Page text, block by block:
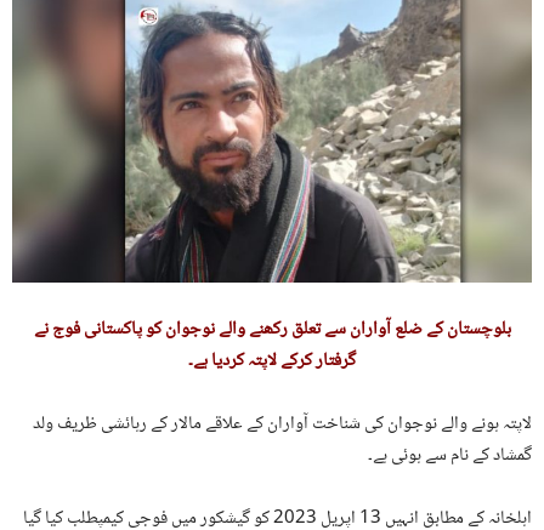
بلوچستان کے ضلع آواران سے تعلق رکھنے والے نوجوان کو پاکستانی فوج نے
گرفتار کرکے لاپتہ کردیا ہے۔
لاپتہ ہونے والے نوجوان کی شناخت آواران کے علاقے مالار کے رہائشی ظریف ولد
گمشاد کے نام سے ہوئی ہے۔
اہلخانہ کے مطابق انہیں 13 اپریل 2023 کو گیشکور میں فوجی کیمپطلب کیا گیا